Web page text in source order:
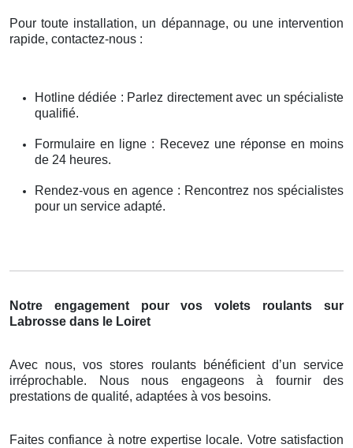
Pour toute installation, un dépannage, ou une intervention
rapide, contactez-nous :
Hotline dédiée : Parlez directement avec un spécialiste
qualifié.
Formulaire en ligne : Recevez une réponse en moins
de 24 heures.
Rendez-vous en agence : Rencontrez nos spécialistes
pour un service adapté.
Notre engagement pour vos volets roulants sur
Labrosse dans le Loiret
Avec nous, vos stores roulants bénéficient d’un service
irréprochable. Nous nous engageons à fournir des
prestations de qualité, adaptées à vos besoins.
Faites confiance à notre expertise locale. Votre satisfaction